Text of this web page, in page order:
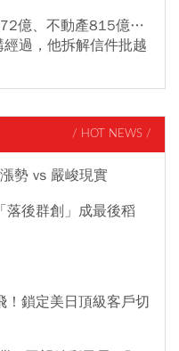
億、不動產815億…
過，他拆解信件批越
/ HOT NEWS /
勢 vs 嚴峻現實
落後群創」成最後稻
！鎖定美日頂級客戶切